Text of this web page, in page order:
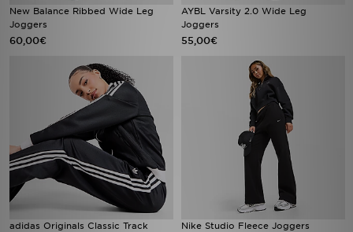
New Balance Ribbed Wide Leg
Joggers
60,00€
AYBL Varsity 2.0 Wide Leg
Joggers
55,00€
adidas Originals Classic Track
Nike Studio Fleece Joggers